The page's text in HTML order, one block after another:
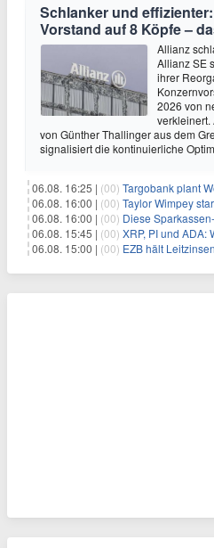
Schlanker und
Vorstand auf 8 Köpfe –
Allianz
Allianz SE
ihrer
2026 von
verkleinert.
von Günther Thallinger aus dem
signalisiert die kontinuierliche
06.08. 16:25 | (00) Targobank plant
06.08. 16:00 | (00) Taylor Wimpey startet 41,9
06.08. 16:00 | (00) Diese Sparkassen-
06.08. 15:45 | (00) XRP, PI und ADA: Welche
06.08. 15:00 | (00) EZB hält Leitzinsen – doch